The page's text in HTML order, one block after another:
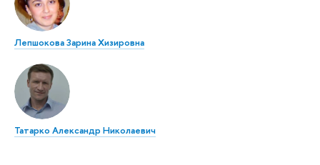
Лепшокова Зарина Хизировна
Татарко Александр Николаевич